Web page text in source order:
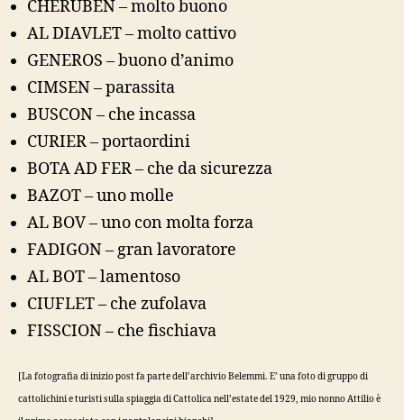
CHERUBEN – molto buono
AL DIAVLET – molto cattivo
GENEROS – buono d’animo
CIMSEN – parassita
BUSCON – che incassa
CURIER – portaordini
BOTA AD FER – che da sicurezza
BAZOT – uno molle
AL BOV – uno con molta forza
FADIGON – gran lavoratore
AL BOT – lamentoso
CIUFLET – che zufolava
FISSCION – che fischiava
[La fotografia di inizio post fa parte dell’archivio Belemmi. E’ una foto di gruppo di
cattolichini e turisti sulla spiaggia di Cattolica nell’estate del 1929, mio nonno Attilio è